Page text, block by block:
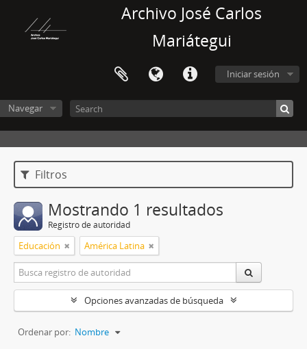
Archivo José Carlos
Mariátegui
Iniciar sesión
Navegar
Filtros
Mostrando 1 resultados
Registro de autoridad
Educación América Latina
Opciones avanzadas de búsqueda
Ordenar por: Nombre